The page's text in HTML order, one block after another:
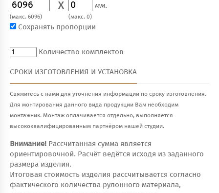
X
(макс. 6096)
мм.
(макс. 0)
Сохранять пропорции
Количество комплектов
СРОКИ ИЗГОТОВЛЕНИЯ И УСТАНОВКА
Свяжитесь с нами для уточнения информации по сроку изготовления.
Для монтирования данного вида продукции Вам необходим
монтажник. Монтаж оплачивается отдельно, выполняется
высококвалифицированным партнёром нашей студии.
Внимание! Рассчитанная сумма является
ориентировочной. Расчёт ведётся исходя из заданного
размера изделия.
Итоговая стоимость изделия рассчитывается согласно
фактического количества рулонного материала,